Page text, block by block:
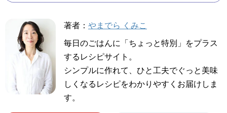
著者： やまでら くみこ
毎日のごはんに「ちょっと特別」をプラス
するレシピサイト。
シンプルに作れて、ひと工夫でぐっと美味
しくなるレシピをわかりやすくお届けしま
す。